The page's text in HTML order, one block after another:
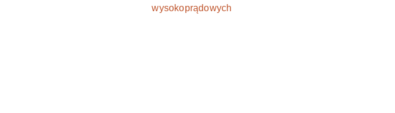
wysokoprądowych